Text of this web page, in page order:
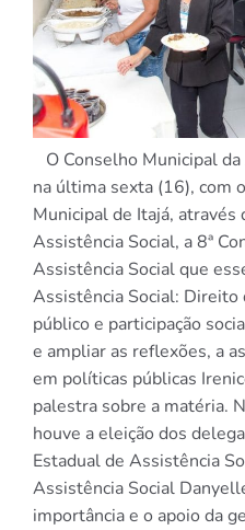
O Conselho Municipal
na última sexta (16), com
Municipal de Itajá, através
Assistência Social, a 8ª
Assistência Social que
Assistência Social: Direito
público e participação
e ampliar as reflexões, a
em políticas públicas
palestra sobre a matéria.
houve a eleição dos
Estadual de Assistência
Assistência Social
importância e o apoio da